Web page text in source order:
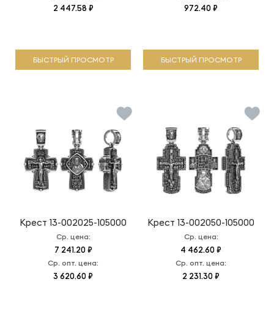
2 447.58 ₽
БЫСТРЫЙ ПРОСМОТР
972.40 ₽
БЫСТРЫЙ ПРОСМОТР
Крест 13-002025-105000
Ср. цена:
7 241.20 ₽
Ср. опт. цена:
3 620.60 ₽
Крест 13-002050-105000
Ср. цена:
4 462.60 ₽
Ср. опт. цена:
2 231.30 ₽